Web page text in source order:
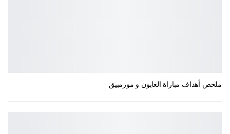
ملخص أهداف مباراة الغابون و موزمبيق